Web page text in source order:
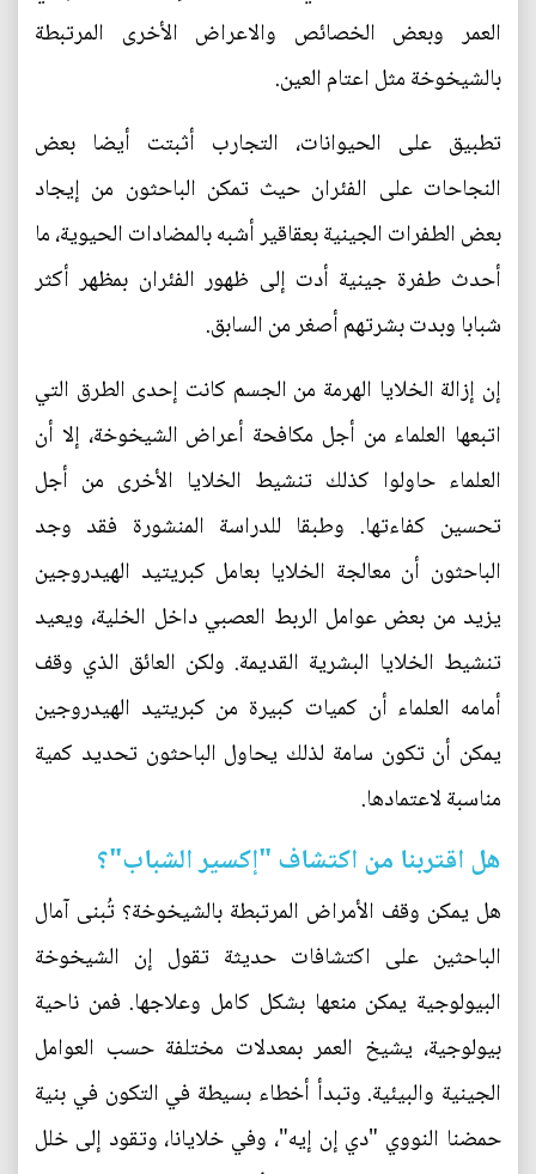
العمر وبعض الخصائص والاعراض الأخرى المرتبطة
بالشيخوخة مثل اعتام العين.
تطبيق على الحيوانات، التجارب أثبتت أيضا بعض
النجاحات على الفئران حيث تمكن الباحثون من إيجاد
بعض الطفرات الجينية بعقاقير أشبه بالمضادات الحيوية، ما
أحدث طفرة جينية أدت إلى ظهور الفئران بمظهر أكثر
شبابا وبدت بشرتهم أصغر من السابق.
إن إزالة الخلايا الهرمة من الجسم كانت إحدى الطرق التي
اتبعها العلماء من أجل مكافحة أعراض الشيخوخة، إلا أن
العلماء حاولوا كذلك تنشيط الخلايا الأخرى من أجل
تحسين كفاءتها. وطبقا للدراسة المنشورة فقد وجد
الباحثون أن معالجة الخلايا بعامل كبريتيد الهيدروجين
يزيد من بعض عوامل الربط العصبي داخل الخلية، ويعيد
تنشيط الخلايا البشرية القديمة. ولكن العائق الذي وقف
أمامه العلماء أن كميات كبيرة من كبريتيد الهيدروجين
يمكن أن تكون سامة لذلك يحاول الباحثون تحديد كمية
مناسبة لاعتمادها.
هل اقتربنا من اكتشاف "إكسير الشباب"؟
هل يمكن وقف الأمراض المرتبطة بالشيخوخة؟ تُبنى آمال
الباحثين على اكتشافات حديثة تقول إن الشيخوخة
البيولوجية يمكن منعها بشكل كامل وعلاجها. فمن ناحية
بيولوجية، يشيخ العمر بمعدلات مختلفة حسب العوامل
الجينية والبيئية. وتبدأ أخطاء بسيطة في التكون في بنية
حمضنا النووي "دي إن إيه"، وفي خلايانا، وتقود إلى خلل